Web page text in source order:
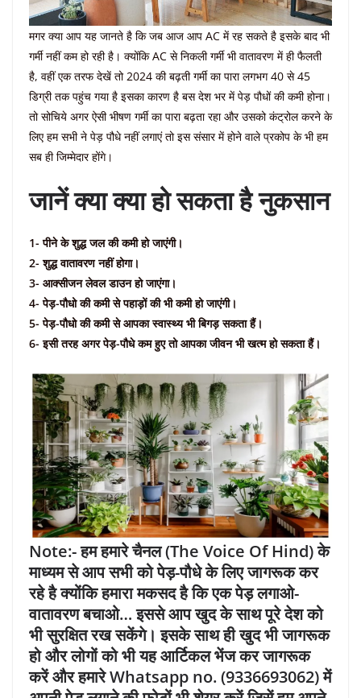
मगर क्या आप यह जानते है कि जब आज आप AC में रह सकते है इसके बाद भी
गर्मी नहीं कम हो रही है। क्योंकि AC से निकली गर्मी भी वातावरण में ही फैलती
है, वहीं एक तरफ देखें तो 2024 की बढ़ती गर्मी का पारा लगभग 40 से 45
डिग्री तक पहुंच गया है इसका कारण है बस देश भर में पेड़ पौधों की कमी होना।
तो सोचिये अगर ऐसी भीषण गर्मी का पारा बढ़ता रहा और उसको कंट्रोल करने के
लिए हम सभी ने पेड़ पौधे नहीं लगाएं तो इस संसार में होने वाले प्रकोप के भी हम
सब ही जिम्मेदार होंगे।
जानें क्या क्या हो सकता है नुकसान
1- पीने के शुद्ध जल की कमी हो जाएंगी।
2- शुद्ध वातावरण नहीं होगा।
3- आक्सीजन लेवल डाउन हो जाएंगा।
4- पेड़-पौधो की कमी से पहाड़ों की भी कमी हो जाएंगी।
5- पेड़-पौधो की कमी से आपका स्वास्थ्य भी बिगड़ सकता हैं।
6- इसी तरह अगर पेड़-पौधे कम हुए तो आपका जीवन भी खत्म हो सकता हैं।
Note:- हम हमारे चैनल (The Voice Of Hind) के
माध्यम से आप सभी को पेड़-पौधे के लिए जागरूक कर
रहे है क्योंकि हमारा मकसद है कि एक पेड़ लगाओ-
वातावरण बचाओ… इससे आप खुद के साथ पूरे देश को
भी सुरक्षित रख सकेंगे। इसके साथ ही खुद भी जागरूक
हो और लोगों को भी यह आर्टिकल भेंज कर जागरूक
करें और हमारे Whatsapp no. (9336693062) में